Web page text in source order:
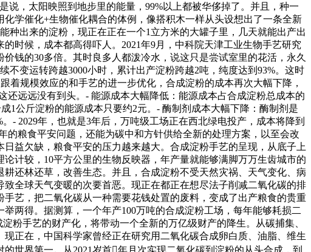
说，太阳映照到地步里的能量，99%以上都被华侈掉了。并且，种一
学催化+生物催化耦合的体例，像搭积木一样从头设想出了一条全新
种出来的淀粉，现正在正在一个1立方米的大罐子里，几天就能出产出
时候，成本都高得吓人。2021年9月，中科院天津工业生物手艺研究
钱的30多倍。其时良多人都泼冷水，说这只是尝试室里的花活，永久
变运转跨越3000小时，累计出产淀粉跨越2吨，纯度达到93%。这时
着规模效应的和手艺的进一步优化，合成淀粉的成本再次大幅下降，
远远没有到头。- 能源成本大幅降低：能源成本占合成淀粉总成本的
1公斤淀粉的能源成本只要约2元。- 酶制剂成本大幅下降：酶制剂是
- 2029年，也就是3年后，万吨级工场正在西北绿电投产，成本将降到
粮食平安问题，还能为碳中和方针供给全新的处理方案，以至会改
益欠缺，粮食平安的压力越来越大。合成淀粉手艺的呈现，从底子上
计较，10平方公里的生物反映器，年产量就能够满脚万万生齿城市的
还林还草，改善生态。并且，合成淀粉不受天然灾祸、天气变化、病
全球天气变暖的次要首恶。现正在都正在想尽法子削减二氧化碳的排
艺，把二氧化碳从一种需要花钱处置的废料，变成了出产粮食的贵重
两得。据测算，一个年产100万吨的合成淀粉工场，每年能够耗损二
粉手艺的财产化，将带动一个全新的万亿级财产的降生。从碳捕集、
正在，中国科学家曾经正在研究用二氧化碳合成卵白质、油脂、维生
世界第一。从2021岁首年月次实现二氧化碳到淀粉的从头合成，到